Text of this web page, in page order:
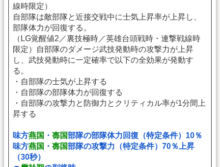
線時限定）
自部隊は敵部隊と近接交戦中に士気上昇率が上昇し、
部隊体力が回復する。
（LG覚醒値2／裏技極時／英雄台頭戦時・連撃戦線時
限定）自部隊のダメージ武技発動時の攻撃力が上昇
し、武技発動時に一定確率で以下の全効果が発動す
る。
・自部隊の士気が上昇する
・自部隊の部隊体力が回復する
・自部隊の攻撃力と防御力とクリティカル率が1分間上
昇する
味方燕国 ・ 毐国部隊の部隊体力回復（特定条件）10％
味方燕国 ・ 毐国部隊の攻撃力（特定条件）70％上昇
（30秒）